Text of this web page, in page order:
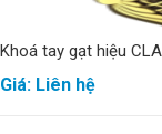
Khoá tay gạt hiệu
Giá: Liên hệ